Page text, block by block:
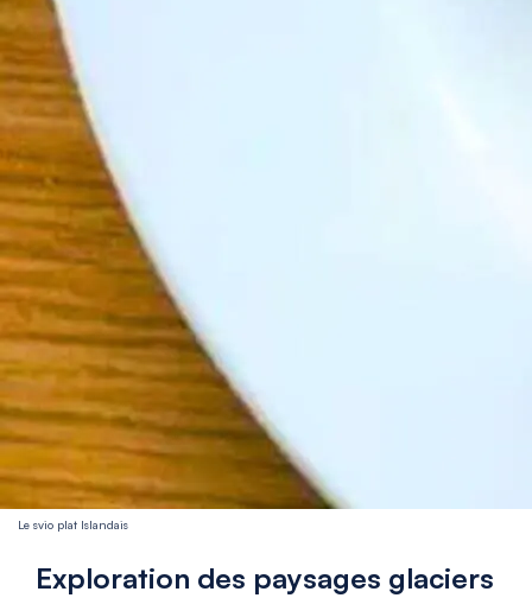
Le svio plat Islandais
Exploration des paysages glaciers